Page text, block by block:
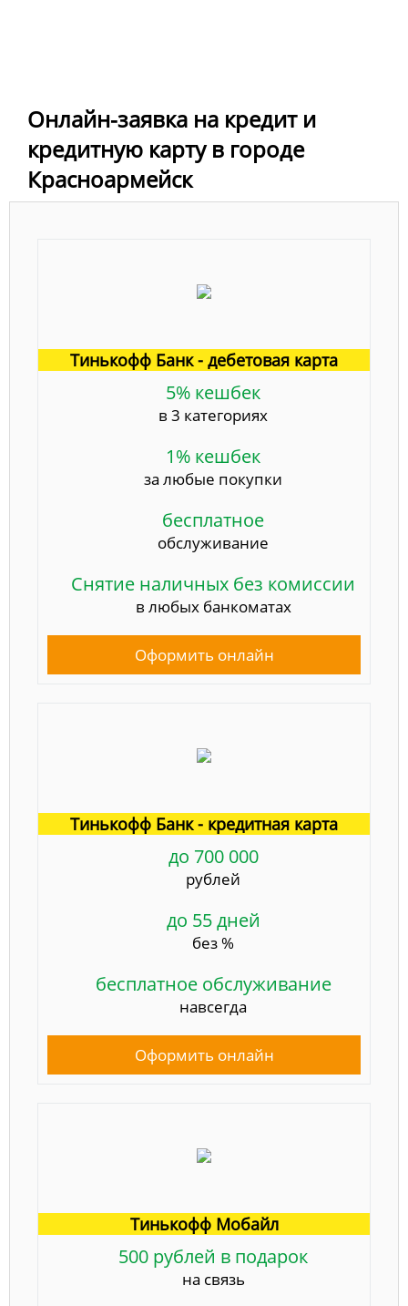
Онлайн-заявка на кредит и
кредитную карту в городе
Красноармейск
Тинькофф Банк - дебетовая карта
5% кешбек
в 3 категориях
1% кешбек
за любые покупки
бесплатное
обслуживание
Снятие наличных без комиссии
в любых банкоматах
Оформить онлайн
Тинькофф Банк - кредитная карта
до 700 000
рублей
до 55 дней
без %
бесплатное обслуживание
навсегда
Оформить онлайн
Тинькофф Мобайл
500 рублей в подарок
на связь